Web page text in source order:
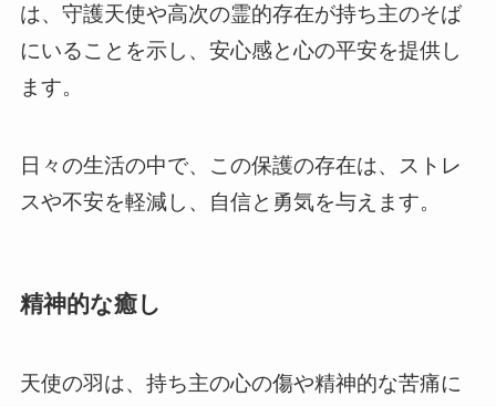
は、守護天使や高次の霊的存在が持ち主のそば
にいることを示し、安心感と心の平安を提供し
ます。
日々の生活の中で、この保護の存在は、ストレ
スや不安を軽減し、自信と勇気を与えます。
精神的な癒し
天使の羽は、持ち主の心の傷や精神的な苦痛に